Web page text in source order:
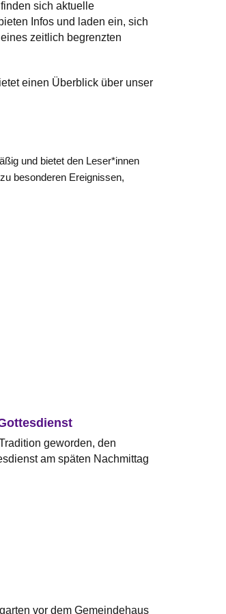
sich aktuelle
Infos und laden ein, sich
zeitlich begrenzten
einen Überblick über unser
und bietet den Leser*innen
besonderen Ereignissen,
geworden, den
am späten Nachmittag
vor dem Gemeindehaus